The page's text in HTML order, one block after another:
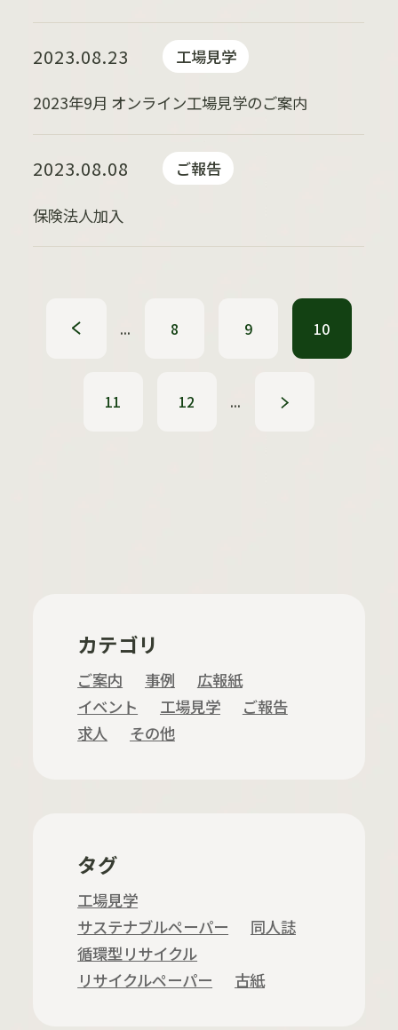
2023.08.23 工場見学
2023年9月 オンライン工場見学のご案内
2023.08.08 ご報告
保険法人加入
« ... 8 9 10
11 12 ... »
カテゴリ
ご案内 事例
広報紙
イベント
工場見学
ご報告
求人
その他
タグ
工場見学
サステナブルペーパー
同人誌
循環型リサイクル
リサイクルペーパー
古紙